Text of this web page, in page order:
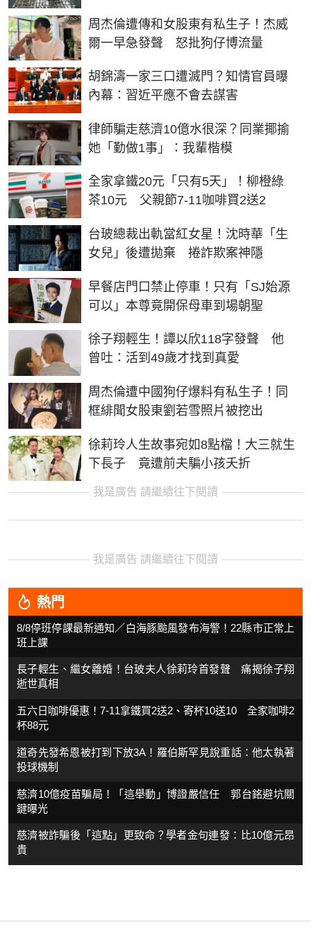
周杰倫遭傳和女股東有私生子！杰威
爾一早急發聲 怒批狗仔博流量
胡錦濤一家三口遭滅門？知情官員曝
內幕：習近平應不會去謀害
律師騙走慈濟10億水很深？同業揶揄
她「勤做1事」：我輩楷模
全家拿鐵20元「只有5天」！柳橙綠
茶10元 父親節7-11咖啡買2送2
台玻總裁出軌當紅女星！沈時華「生
女兒」後遭拋棄 捲詐欺案神隱
早餐店門口禁止停車！只有「SJ始源
可以」本尊竟開保母車到場朝聖
徐子翔輕生！譚以欣118字發聲 他
曾吐：活到49歲才找到真愛
周杰倫遭中國狗仔爆料有私生子！同
框緋聞女股東劉若雪照片被挖出
徐莉玲人生故事宛如8點檔！大三就生
下長子 竟遭前夫騙小孩夭折
我是廣告 請繼續往下閱讀
我是廣告 請繼續往下閱讀
熱門
8/8停班停課最新通知／白海豚颱風發布海警！22縣市正常上
班上課
長子輕生、繼女離婚！台玻夫人徐莉玲首發聲 痛揭徐子翔
逝世真相
五六日咖啡優惠！7-11拿鐵買2送2、寄杯10送10 全家咖啡2
杯88元
道奇先發希恩被打到下放3A！羅伯斯罕見說重話：他太執著
投球機制
慈濟10億疫苗騙局！「這舉動」博證嚴信任 郭台銘避坑關
鍵曝光
慈濟被詐騙後「這點」更致命？學者金句連發：比10億元昂
貴